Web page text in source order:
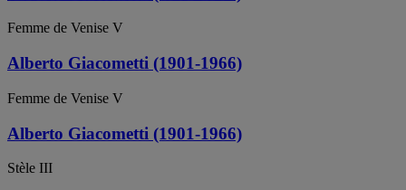
Femme de Venise V
Alberto Giacometti (1901-1966)
Femme de Venise V
Alberto Giacometti (1901-1966)
Stèle III